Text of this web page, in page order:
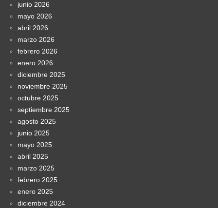
junio 2026
mayo 2026
abril 2026
marzo 2026
febrero 2026
enero 2026
diciembre 2025
noviembre 2025
octubre 2025
septiembre 2025
agosto 2025
junio 2025
mayo 2025
abril 2025
marzo 2025
febrero 2025
enero 2025
diciembre 2024